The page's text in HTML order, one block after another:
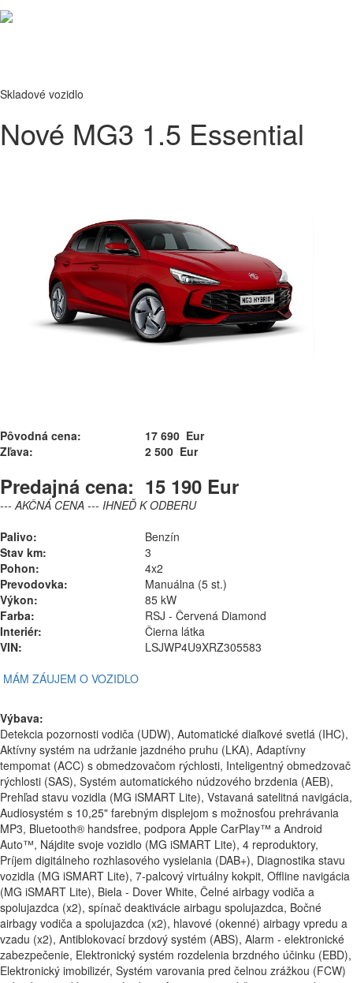
Skladové vozidlo
Nové MG3 1.5 Essential
Pôvodná cena:
17 690 Eur
Zľava:
2 500 Eur
Predajná cena: 15 190 Eur
--- AKČNÁ CENA --- IHNEĎ K ODBERU
Palivo:
Benzín
Stav km:
3
Pohon:
4x2
Prevodovka:
Manuálna (5 st.)
Výkon:
85 kW
Farba:
RSJ - Červená Diamond
Interiér:
Čierna látka
VIN:
LSJWP4U9XRZ305583
MÁM ZÁUJEM O VOZIDLO
Výbava:
Detekcia pozornosti vodiča (UDW), Automatické diaľkové svetlá (IHC),
Aktívny systém na udržanie jazdného pruhu (LKA), Adaptívny
tempomat (ACC) s obmedzovačom rýchlosti, Inteligentný obmedzovač
rýchlosti (SAS), Systém automatického núdzového brzdenia (AEB),
Prehľad stavu vozidla (MG iSMART Lite), Vstavaná satelitná navigácia,
Audiosystém s 10,25" farebným displejom s možnosťou prehrávania
MP3, Bluetooth® handsfree, podpora Apple CarPlay™ a Android
Auto™, Nájdite svoje vozidlo (MG iSMART Lite), 4 reproduktory,
Príjem digitálneho rozhlasového vysielania (DAB+), Diagnostika stavu
vozidla (MG iSMART Lite), 7-palcový virtuálny kokpit, Offline navigácia
(MG iSMART Lite), Biela - Dover White, Čelné airbagy vodiča a
spolujazdca (x2), spínač deaktivácie airbagu spolujazdca, Bočné
airbagy vodiča a spolujazdca (x2), hlavové (okenné) airbagy vpredu a
vzadu (x2), Antiblokovací brzdový systém (ABS), Alarm - elektronické
zabezpečenie, Elektronický systém rozdelenia brzdného účinku (EBD),
Elektronický imobilizér, Systém varovania pred čelnou zrážkou (FCW)